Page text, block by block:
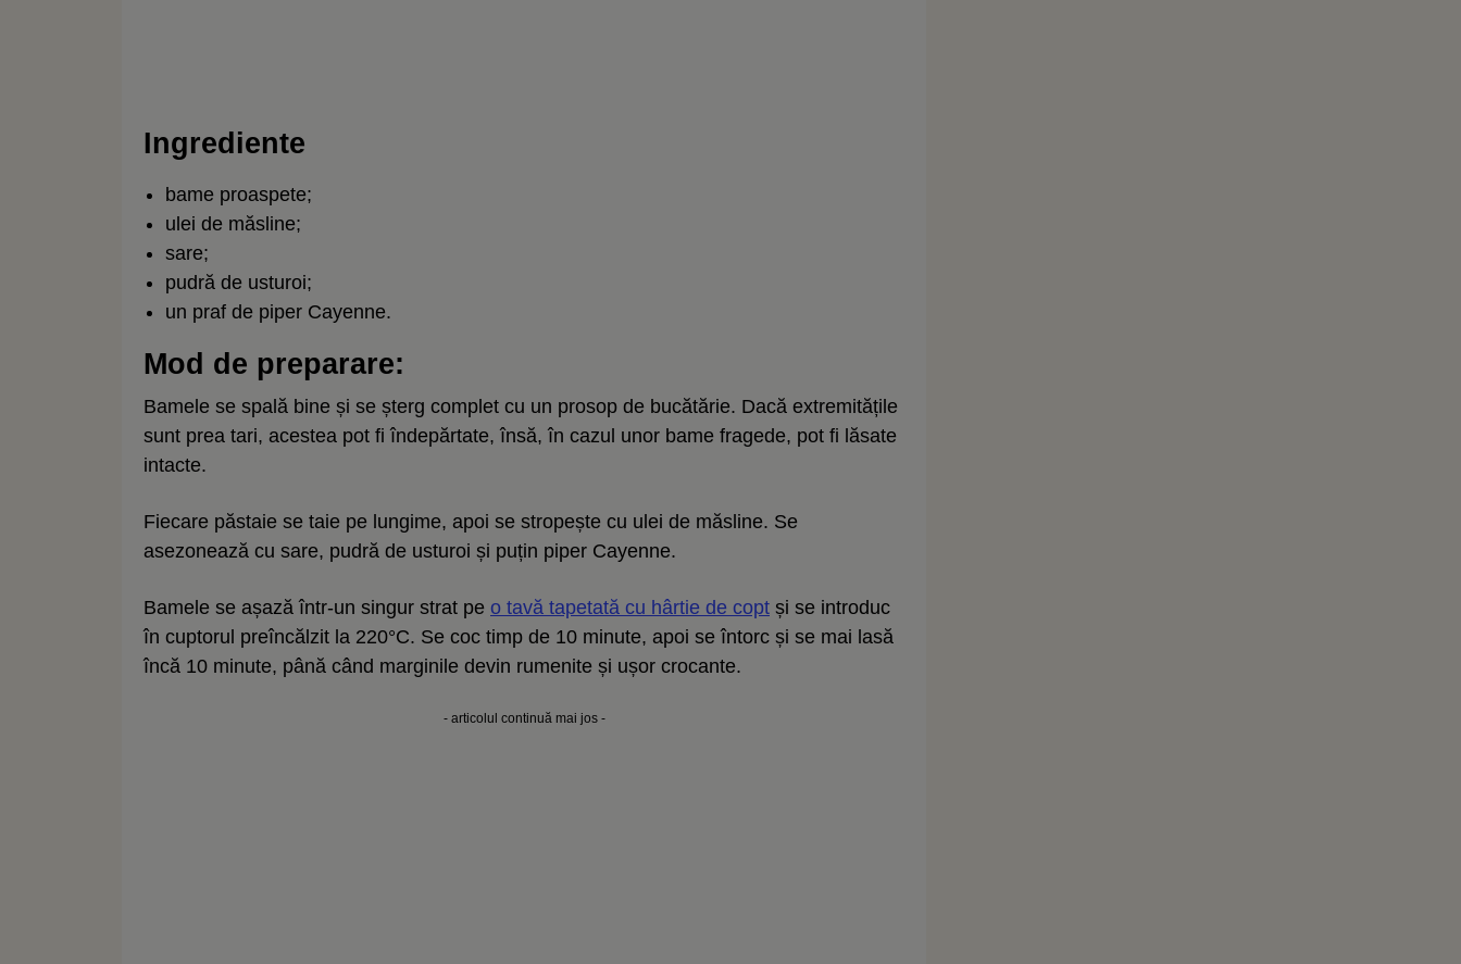
Ingrediente
bame proaspete;
ulei de măsline;
sare;
pudră de usturoi;
un praf de piper Cayenne.
Mod de preparare:
Bamele se spală bine și se șterg complet cu un prosop de bucătărie. Dacă extremitățile
sunt prea tari, acestea pot fi îndepărtate, însă, în cazul unor bame fragede, pot fi lăsate
intacte.
Fiecare păstaie se taie pe lungime, apoi se stropește cu ulei de măsline. Se
asezonează cu sare, pudră de usturoi și puțin piper Cayenne.
Bamele se așază într-un singur strat pe o tavă tapetată cu hârtie de copt și se introduc
în cuptorul preîncălzit la 220°C. Se coc timp de 10 minute, apoi se întorc și se mai lasă
încă 10 minute, până când marginile devin rumenite și ușor crocante.
- articolul continuă mai jos -